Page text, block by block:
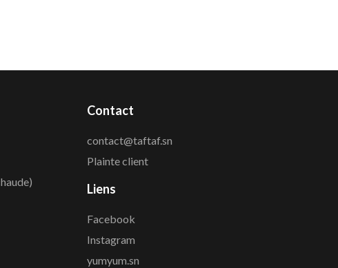
Contact
contact@taftaf.sn
Plainte client
Liens
Facebook
Instagram
yumyum.sn